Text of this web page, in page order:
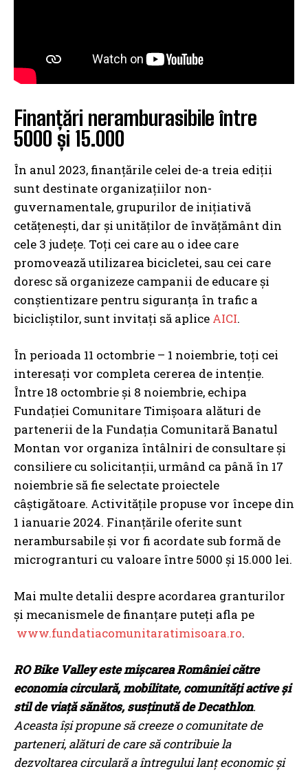
Finanțări neramburasibile între
5000 și 15.000
În anul 2023, finanțările celei de-a treia ediții
sunt destinate organizațiilor non-
guvernamentale, grupurilor de inițiativă
cetățenești, dar și unităților de învățământ din
cele 3 județe. Toți cei care au o idee care
promovează utilizarea bicicletei, sau cei care
doresc să organizeze campanii de educare și
conștientizare pentru siguranța în trafic a
bicicliștilor, sunt invitați să aplice AICI.
În perioada 11 octombrie – 1 noiembrie, toți cei
interesați vor completa cererea de intenție.
Între 18 octombrie și 8 noiembrie, echipa
Fundației Comunitare Timișoara alături de
partenerii de la Fundația Comunitară Banatul
Montan vor organiza întâlniri de consultare și
consiliere cu solicitanții, urmând ca până în 17
noiembrie să fie selectate proiectele
câștigătoare. Activitățile propuse vor începe din
1 ianuarie 2024. Finanțările oferite sunt
nerambursabile și vor fi acordate sub formă de
microgranturi cu valoare între 5000 și 15.000 lei.
Mai multe detalii despre acordarea granturilor
și mecanismele de finanțare puteți afla pe
www.fundatiacomunitaratimisoara.ro.
RO Bike Valley este mișcarea României către
economia circulară, mobilitate, comunități active și
stil de viață sănătos, susținută de Decathlon.
Aceasta îşi propune să creeze o comunitate de
parteneri, alături de care să contribuie la
dezvoltarea circulară a întregului lanţ economic şi